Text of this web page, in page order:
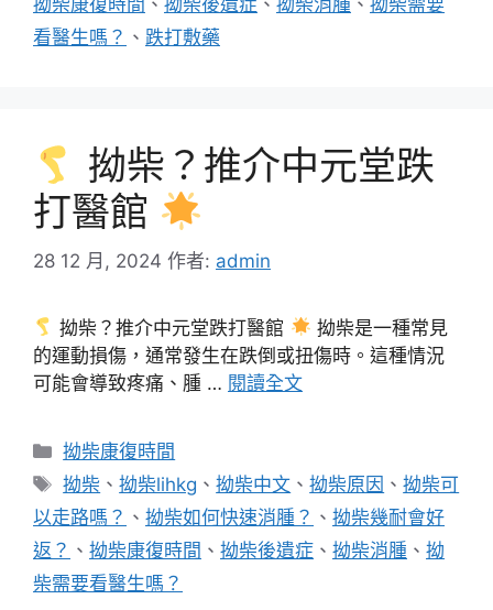
拗柴康復時間 、 拗柴後遺症 、 拗柴消腫 、 拗柴需要
看醫生嗎？ 、 跌打敷藥
拗柴？推介中元堂跌
打醫館
28 12 月, 2024 作者: admin
拗柴？推介中元堂跌打醫館
拗柴是一種常見
的運動損傷，通常發生在跌倒或扭傷時。這種情況
可能會導致疼痛、腫 … 閱讀全文
分
類
拗柴康復時間
標
籤
拗柴 、拗柴lihkg 、拗柴中文 、拗柴原因 、拗柴可
以走路嗎？ 、 拗柴如何快速消腫？ 、 拗柴幾耐會好
返？ 、 拗柴康復時間 、 拗柴後遺症 、 拗柴消腫 、 拗
柴需要看醫生嗎？